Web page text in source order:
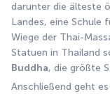
darunter die älteste
Landes, eine Schule
Wiege der Thai-
Statuen in Thailand
Buddha, die größte
Anschließend geht